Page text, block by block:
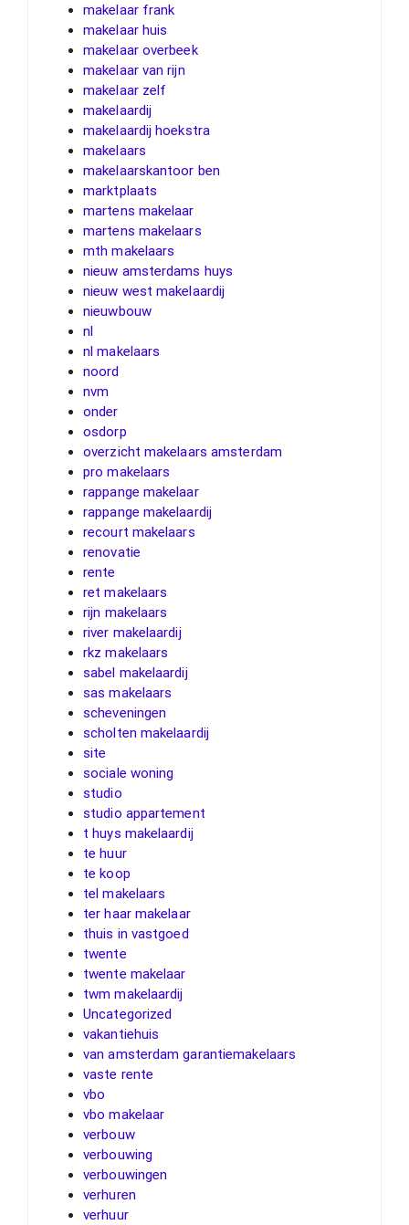
makelaar frank
makelaar huis
makelaar overbeek
makelaar van rijn
makelaar zelf
makelaardij
makelaardij hoekstra
makelaars
makelaarskantoor ben
marktplaats
martens makelaar
martens makelaars
mth makelaars
nieuw amsterdams huys
nieuw west makelaardij
nieuwbouw
nl
nl makelaars
noord
nvm
onder
osdorp
overzicht makelaars amsterdam
pro makelaars
rappange makelaar
rappange makelaardij
recourt makelaars
renovatie
rente
ret makelaars
rijn makelaars
river makelaardij
rkz makelaars
sabel makelaardij
sas makelaars
scheveningen
scholten makelaardij
site
sociale woning
studio
studio appartement
t huys makelaardij
te huur
te koop
tel makelaars
ter haar makelaar
thuis in vastgoed
twente
twente makelaar
twm makelaardij
Uncategorized
vakantiehuis
van amsterdam garantiemakelaars
vaste rente
vbo
vbo makelaar
verbouw
verbouwing
verbouwingen
verhuren
verhuur